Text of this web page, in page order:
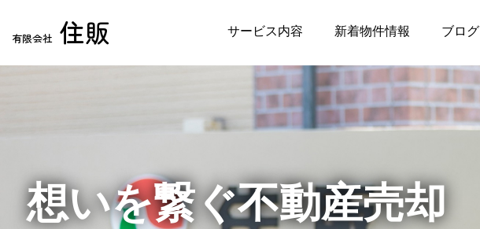
有限会社 住販 サービス内容 新着物件情報 ブログ
想いを繋ぐ不動産売却